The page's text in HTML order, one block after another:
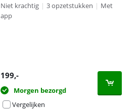
Niet krachtig | 3 opzetstukken | Met
app
199,-
Morgen bezorgd
Vergelijken